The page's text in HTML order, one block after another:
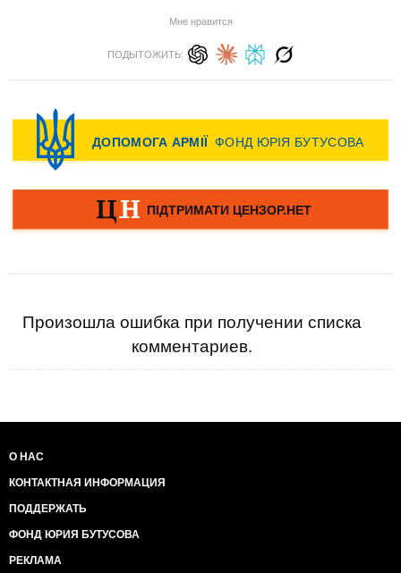
Мне нравится
ПОДЫТОЖИТЬ:
Произошла ошибка при получении списка
комментариев.
О НАС
КОНТАКТНАЯ ИНФОРМАЦИЯ
ПОДДЕРЖАТЬ
ФОНД ЮРИЯ БУТУСОВА
РЕКЛАМА